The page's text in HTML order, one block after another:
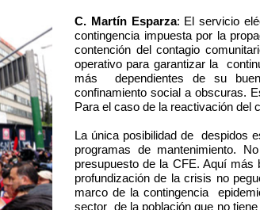
C. Martín Esparza: El servicio
contingencia impuesta por la
contención del contagio
operativo para garantizar la
más dependientes de su
confinamiento social a obscuras.
Para el caso de la reactivación del
La única posibilidad de despidos
programas de mantenimiento.
presupuesto de la CFE. Aquí
profundización de la crisis no
marco de la contingencia
sector de la población que no